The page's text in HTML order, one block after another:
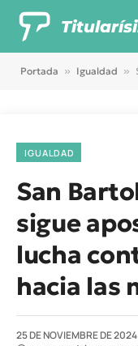
Portada » Igualdad »
IGUALDAD
San
sigue
lucha
hacia las
25 DE NOVIEMBRE DE 2024